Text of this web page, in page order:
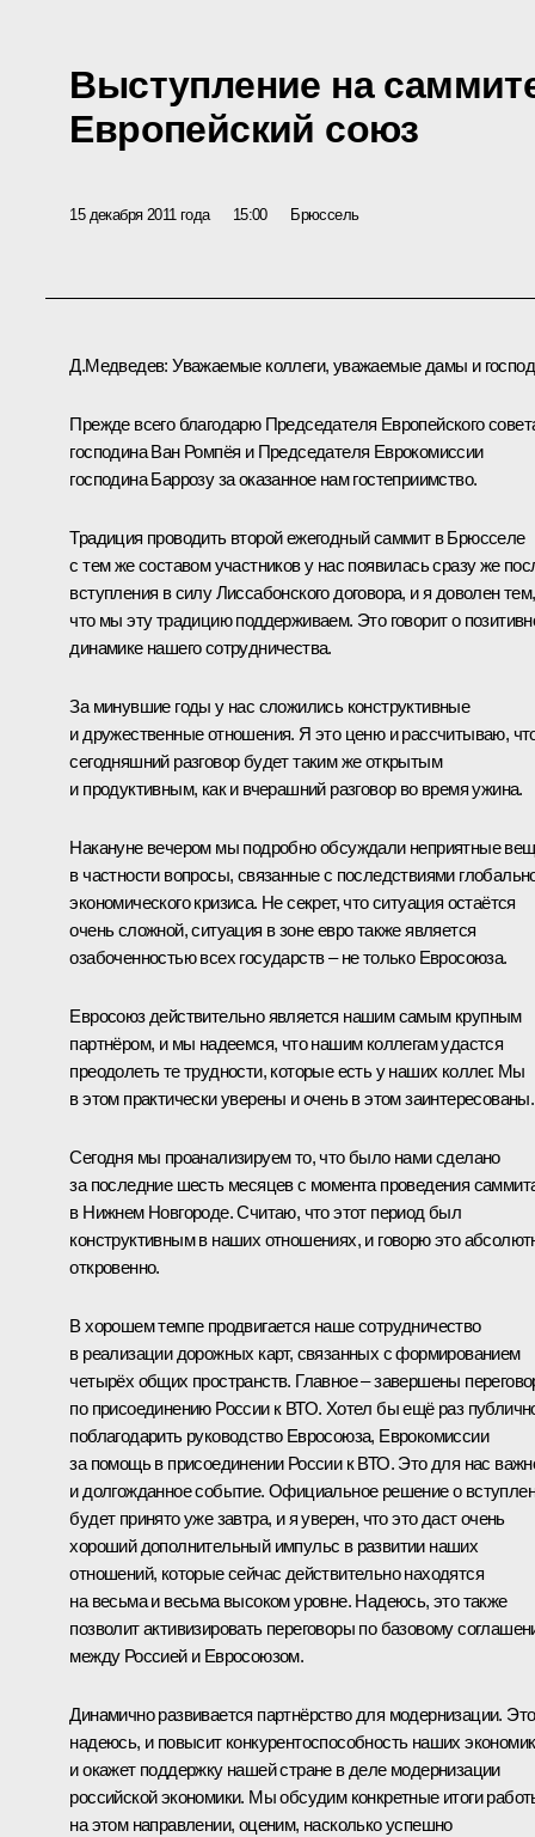
Выступление на
Европейский союз
15 декабря 2011 года 15:00 Брюссель
Д.Медведев: Уважаемые коллеги, уважаемые дамы и
Прежде всего благодарю Председателя Европейского
господинаВан Ромпёя и Председателя Еврокомиссии
господинаБаррозуза оказанное нам гостеприимство.
Традиция проводить второй ежегодный саммит в Брюсселе
с тем же составом участников у нас появилась сразу же
вступления в силу Лиссабонского договора, и я доволен тем,
что мы эту традицию поддерживаем. Это говорит о
динамике нашего сотрудничества.
За минувшие годы у нас сложились конструктивные
и дружественные отношения. Я это ценю и рассчитываю,
сегодняшний разговор будет таким же открытым
и продуктивным, как и вчерашний разговор во время ужина.
Накануне вечером мы подробно обсуждали неприятные
в частности вопросы, связанные с последствиями
экономического кризиса. Не секрет, что ситуация остаётся
очень сложной, ситуация в зоне евро также является
озабоченностью всех государств – не только Евросоюза.
Евросоюз действительно является нашим самым крупным
партнёром, и мы надеемся, что нашим коллегам удастся
преодолеть те трудности, которые есть у наших коллег. Мы
в этом практически уверены и очень в этом заинтересованы.
Сегодня мы проанализируем то, что было нами сделано
за последние шесть месяцев с момента проведения
в Нижнем Новгороде. Считаю, что этот период был
конструктивным в наших отношениях, и говорю это
откровенно.
В хорошем темпе продвигается наше сотрудничество
в реализации дорожных карт, связанных с формированием
четырёх общих пространств. Главное – завершены
по присоединению России к ВТО. Хотел бы ещё раз
поблагодарить руководство Евросоюза, Еврокомиссии
за помощь в присоединении России к ВТО. Это для нас
и долгожданное событие. Официальное решение о
будет принято уже завтра, и я уверен, что это даст очень
хороший дополнительный импульс в развитии наших
отношений, которые сейчас действительно находятся
на весьма и весьма высоком уровне. Надеюсь, это также
позволит активизировать переговоры по базовому
между Россией и Евросоюзом.
Динамично развивается партнёрство для модернизации.
надеюсь, и повысит конкурентоспособность наших
и окажет поддержку нашей стране в деле модернизации
российской экономики. Мы обсудим конкретные итоги
на этом направлении, оценим, насколько успешно